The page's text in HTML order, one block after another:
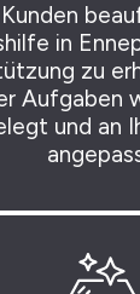
in
zu
Aufgaben
und an